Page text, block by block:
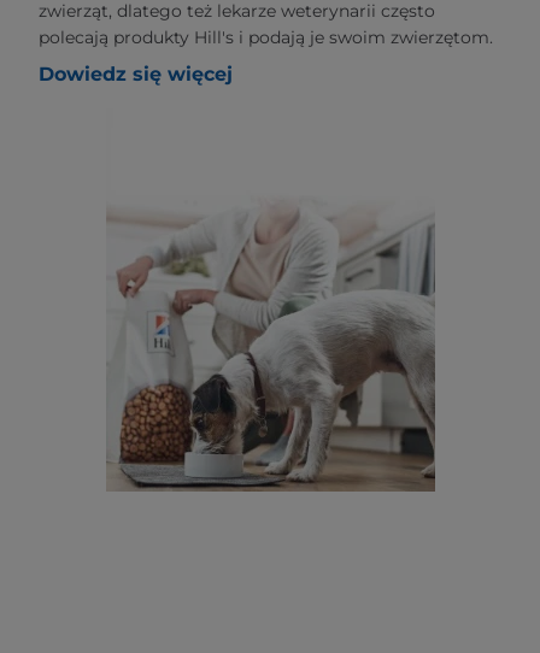
zwierząt, dlatego też lekarze weterynarii często
polecają produkty Hill's i podają je swoim zwierzętom.
Dowiedz się więcej